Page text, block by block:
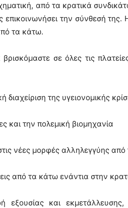
από τα κρατικά
την σύνθεσή της.
τα κάτω.
σε όλες τις
διαχείριση της υγειονομικής
και την πολεμική βιομηχανία
νέες μορφές αλληλεγγύης
από τα κάτω ενάντια στην
και εκμετάλλευσης,